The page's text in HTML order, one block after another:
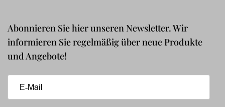
Abonnieren Sie hier unseren Newsletter. Wir
informieren Sie regelmäßig über neue Produkte
und Angebote!